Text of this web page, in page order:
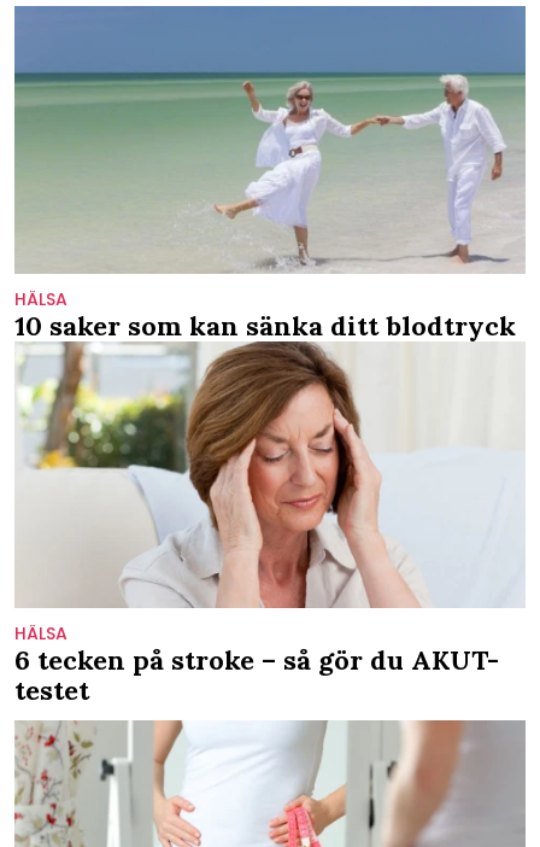
HÄLSA
10 saker som kan sänka ditt blodtryck
HÄLSA
6 tecken på stroke – så gör du AKUT-
testet